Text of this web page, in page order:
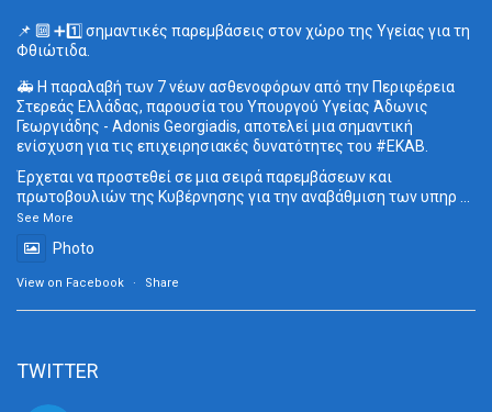
📌 🔟 ➕1️⃣ σημαντικές παρεμβάσεις στον χώρο της Υγείας για τη
Φθιώτιδα.
🚑 Η παραλαβή των 7 νέων ασθενοφόρων από την Περιφέρεια
Στερεάς Ελλάδας, παρουσία του Υπουργού Υγείας Άδωνις
Γεωργιάδης - Adonis Georgiadis, αποτελεί μια σημαντική
ενίσχυση για τις επιχειρησιακές δυνατότητες του #ΕΚΑΒ.
Έρχεται να προστεθεί σε μια σειρά παρεμβάσεων και
πρωτοβουλιών της Κυβέρνησης για την αναβάθμιση των υπηρ ...
See More
Photo
View on Facebook · Share
TWITTER